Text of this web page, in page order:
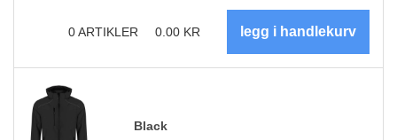
0ARTIKLER 0.00 KR
Black